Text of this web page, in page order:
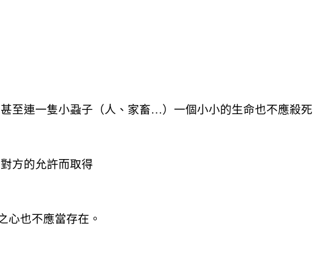
至連一隻小蝨子（人、家畜…）一個小小的生命也不應殺死
方的允許而取得
心也不應當存在。